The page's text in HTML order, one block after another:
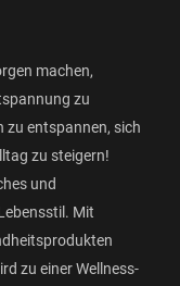
machen,
zu
zu entspannen, sich
zu steigern!
und
Mit
zu einer Wellness-